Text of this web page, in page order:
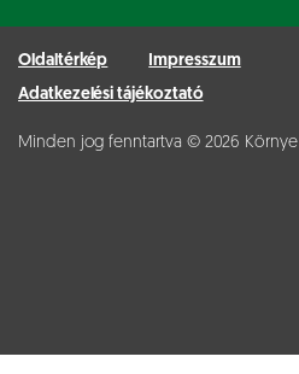
Oldaltérkép
Impresszum
Adatkezelési tájékoztató
Minden jog fenntartva © 2026 Környe